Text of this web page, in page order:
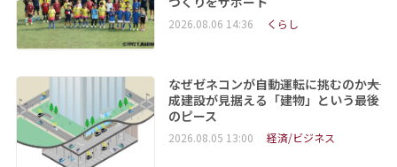
2026.08.06 14:36 くらし
なぜゼネコンが自動運転に挑むのか――大
成建設が見据える「建物」という最後
のピース
2026.08.05 13:00 経済/ビジネス